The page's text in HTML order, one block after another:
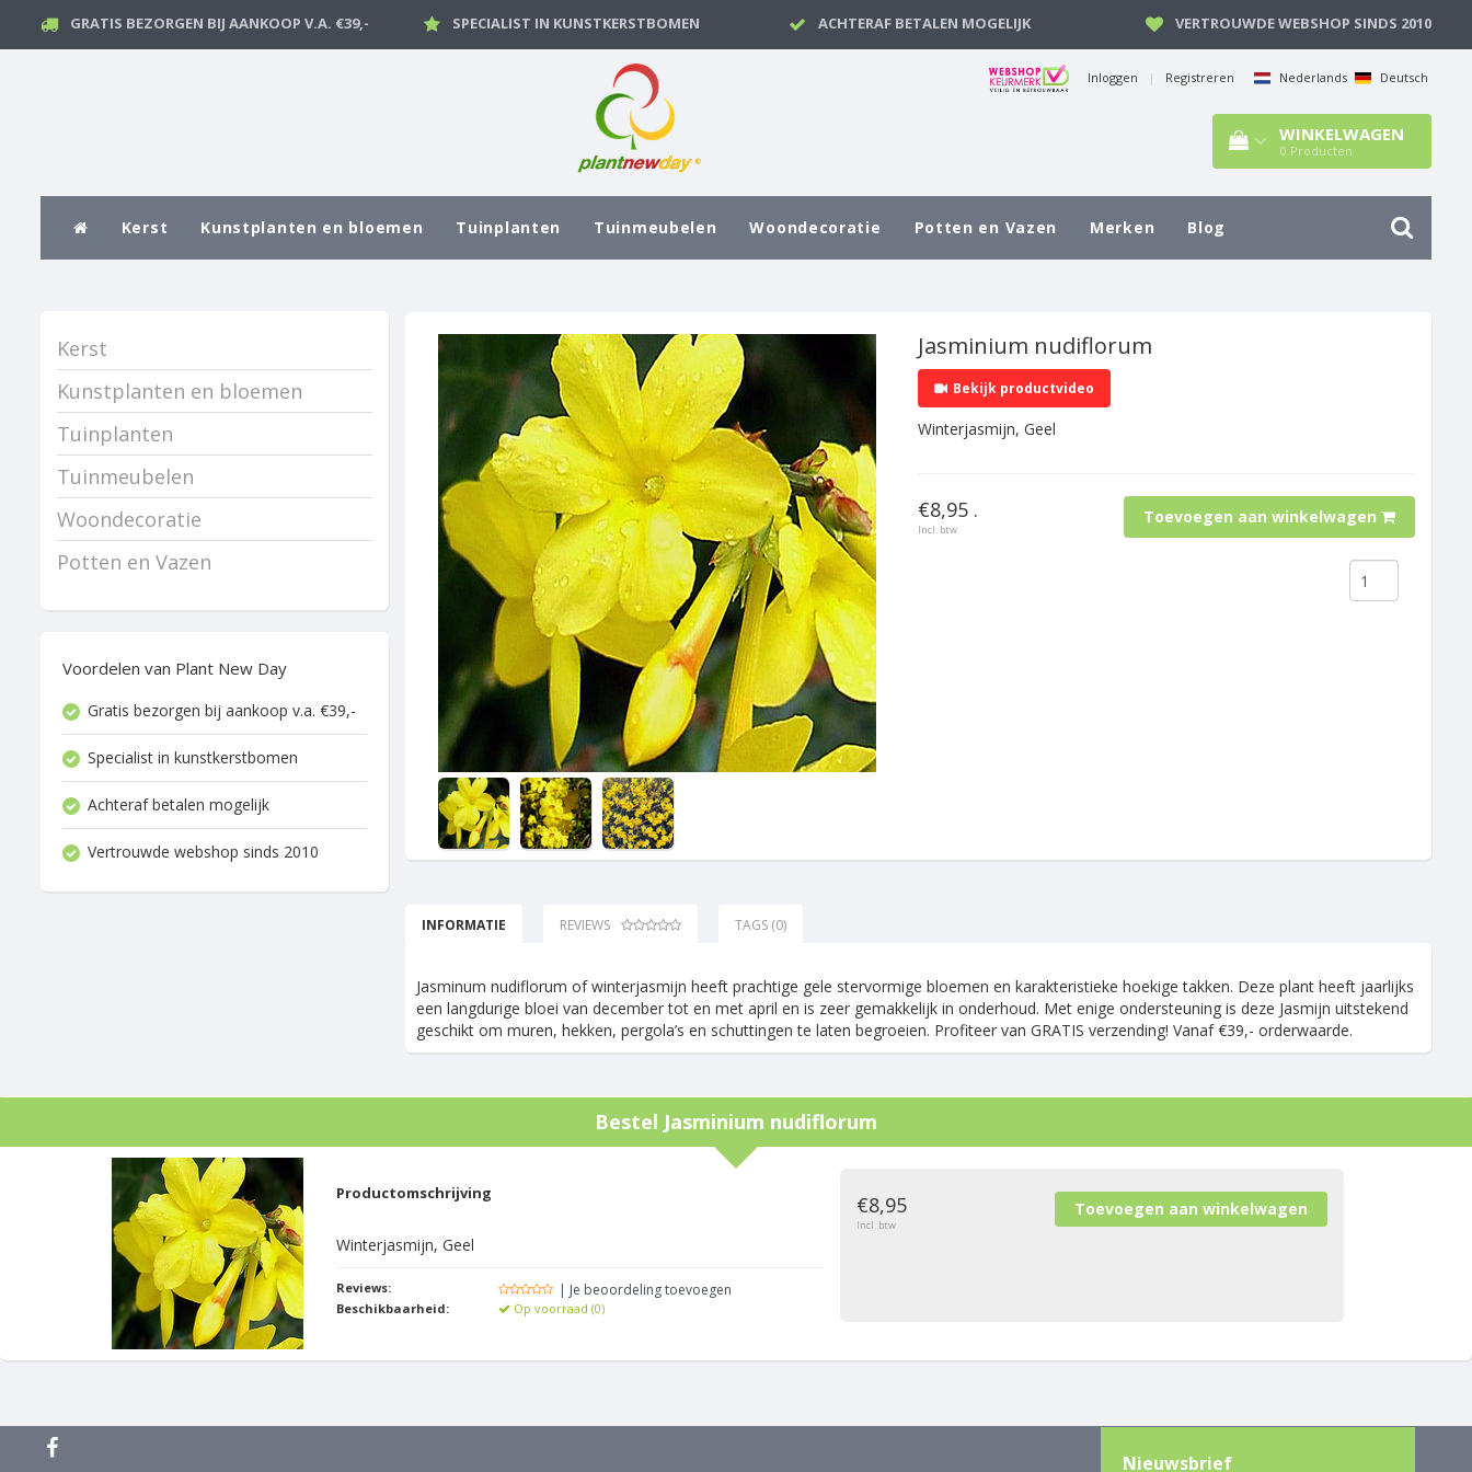
GRATIS BEZORGEN BIJ AANKOOP V.A. €39,- SPECIALIST IN KUNSTKERSTBOMEN ACHTERAF BETALEN MOGELIJK VERTROUWDE WEBSHOP SINDS 2010
Inloggen | Registreren Nederlands Deutsch
WINKELWAGEN
0 Producten
Kerst Kunstplanten en bloemen Tuinplanten Tuinmeubelen Woondecoratie Potten en Vazen Merken Blog
Kerst
Kunstplanten en bloemen
Tuinplanten
Tuinmeubelen
Woondecoratie
Potten en Vazen
Voordelen van Plant New Day
Gratis bezorgen bij aankoop v.a. €39,-
Specialist in kunstkerstbomen
Achteraf betalen mogelijk
Vertrouwde webshop sinds 2010
Jasminium nudiflorum
Bekijk productvideo
Winterjasmijn, Geel
€8,95 .
Incl. btw
Toevoegen aan winkelwagen
INFORMATIE REVIEWS TAGS (0)
Jasminum nudiflorum of winterjasmijn heeft prachtige gele stervormige bloemen en karakteristieke hoekige takken. Deze plant heeft jaarlijks
een langdurige bloei van december tot en met april en is zeer gemakkelijk in onderhoud. Met enige ondersteuning is deze Jasmijn uitstekend
geschikt om muren, hekken, pergola’s en schuttingen te laten begroeien. Profiteer van GRATIS verzending! Vanaf €39,- orderwaarde.
Bestel Jasminium nudiflorum
Productomschrijving
Winterjasmijn, Geel
Reviews: | Je beoordeling toevoegen
Beschikbaarheid: Op voorraad (0)
€8,95
Incl. btw
Nieuwsbrief